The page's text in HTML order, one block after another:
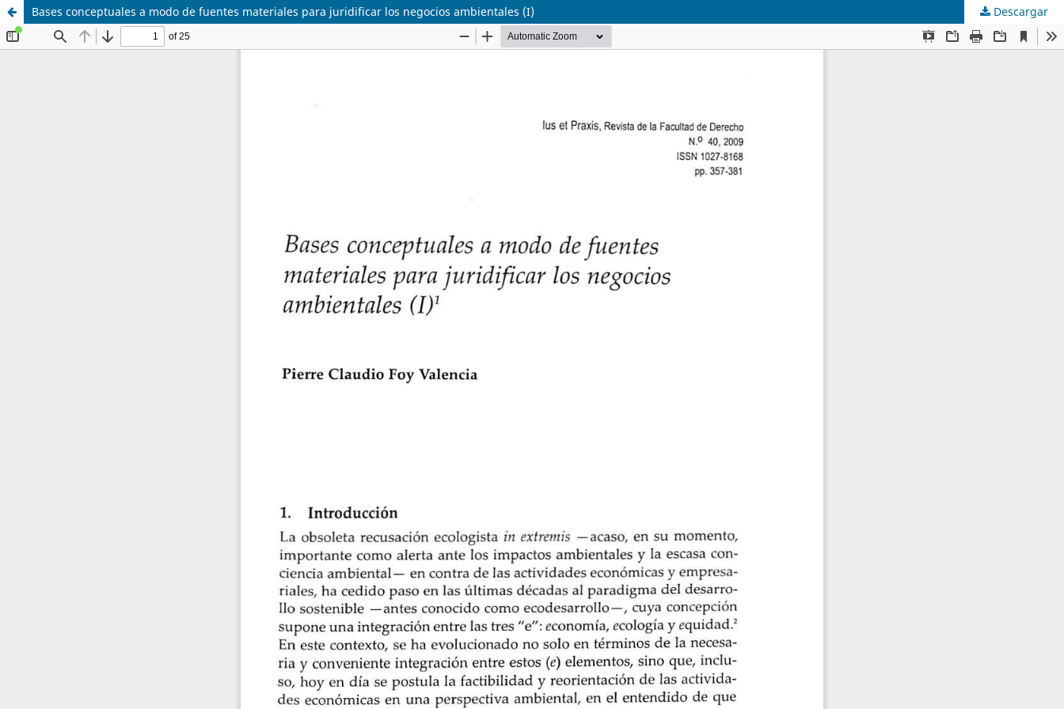
Bases conceptuales a modo de fuentes materiales para juridificar los negocios ambientales (I) Descargar